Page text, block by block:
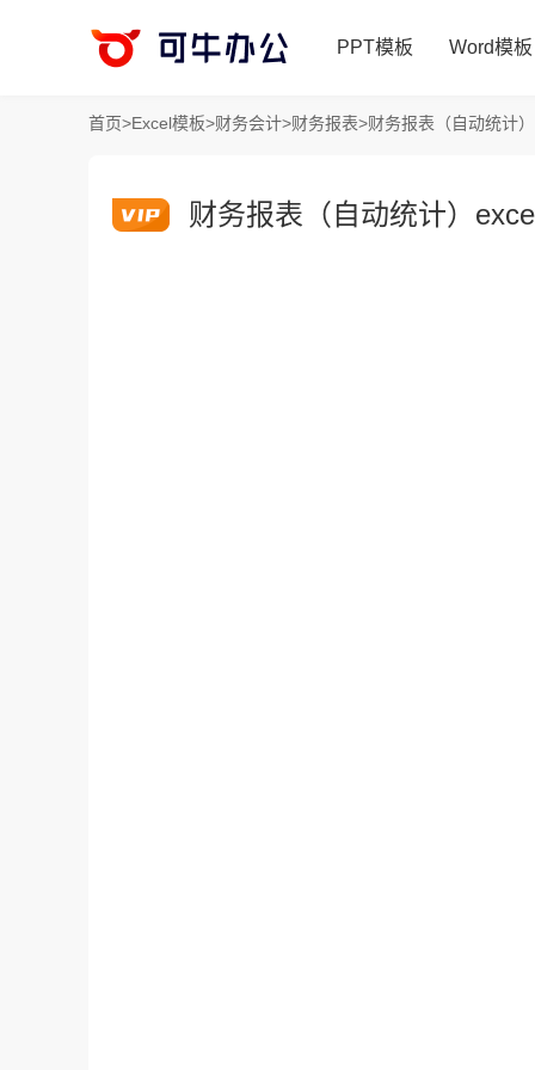
PPT模板 Word模板
首页>Excel模板>财务会计>财务报表>财务报表（自动统计
财务报表（自动统计）